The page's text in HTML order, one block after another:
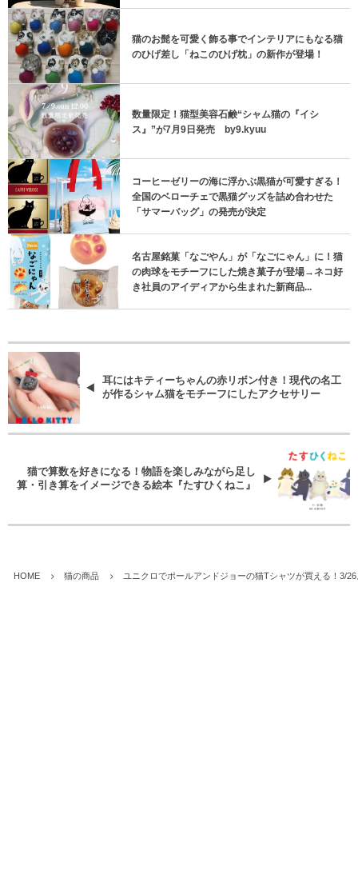
猫のお髭を可愛く飾る事でインテリアにもなる猫
のひげ差し「ねこのひげ枕」の新作が登場！
数量限定！猫型美容石鹸“シャム猫の『イシ
ス』”が7月9日発売 by9.kyuu
コーヒーゼリーの海に浮かぶ黒猫が可愛すぎる！
全国のベローチェで黒猫グッズを詰め合わせた
「サマーバッグ」の発売が決定
名古屋銘菓「なごやん」が「なごにゃん」に！猫
の肉球をモチーフにした焼き菓子が登場→ネコ好
き社員のアイディアから生まれた新商品...
耳にはキティーちゃんの赤リボン付き！現代の名工
が作るシャム猫をモチーフにしたアクセサリー
猫で算数を好きになる！物語を楽しみながら足し
算・引き算をイメージできる絵本『たすひくねこ』
HOME 猫の商品 ユニクロでポールアンドジョーの猫Tシャツが買える！3/